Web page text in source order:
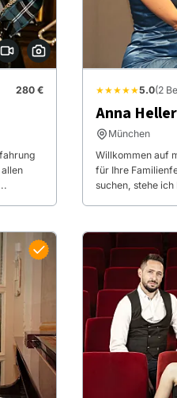
280 € ★★★★★5.0(2
Anna Heller
München
Willkommen auf
für Ihre
suchen, stehe